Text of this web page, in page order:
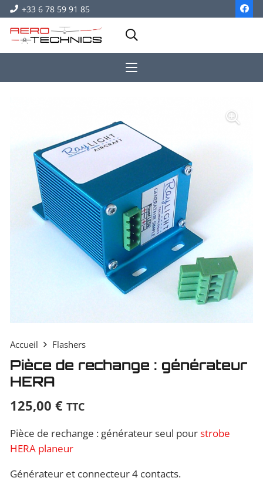
+33 6 78 59 91 85
Accueil Flashers
Pièce de rechange : générateur
HERA
125,00 € TTC
Pièce de rechange : générateur seul pourstrobe
HERA planeur
Générateur et connecteur 4 contacts.